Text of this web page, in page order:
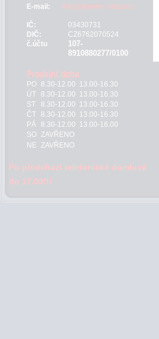
E-mail:
info@jeseter-shop.cz
IČ:
03430731
DIČ:
CZ6762070524
č.účtu
107-
8910880277/0100
PO 8.30-12.00 13.00-16.30
ÚT
8.30-12.00 13.00-16.30
ST
8.30-12.00 13.00-16.30
ČT
8.30-12.00 13.00-16.30
PÁ
8.30-12.00 13.00-16.00
SO ZAVŘENO
NE ZAVŘENO
Po předchozí telefonické domluvě
do 17.00!!!